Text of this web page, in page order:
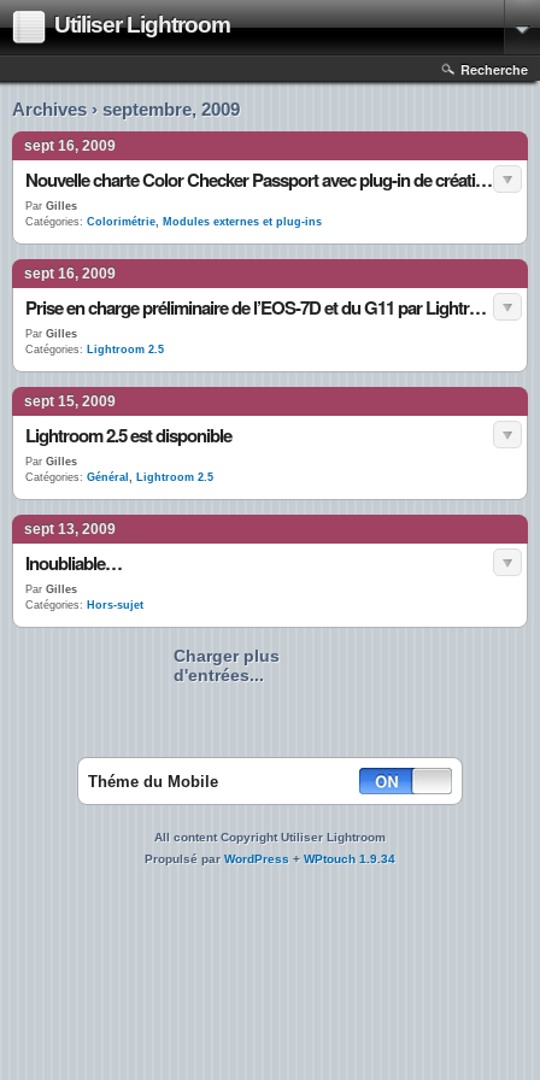
Utiliser Lightroom
Recherche
Archives › septembre, 2009
sept 16, 2009
Nouvelle charte Color Checker Passport avec plug-in de création de profils pour Lightroom et ACR
Par Gilles
Catégories: Colorimétrie, Modules externes et plug-ins
sept 16, 2009
Prise en charge préliminaire de l’EOS-7D et du G11 par Lightroom 2.5 et ACR 5.5
Par Gilles
Catégories: Lightroom 2.5
sept 15, 2009
Lightroom 2.5 est disponible
Par Gilles
Catégories: Général , Lightroom 2.5
sept 13, 2009
Inoubliable…
Par Gilles
Catégories: Hors-sujet
Charger plus
d'entrées...
Théme du Mobile
All content Copyright Utiliser Lightroom
Propulsé parWordPress + WPtouch 1.9.34